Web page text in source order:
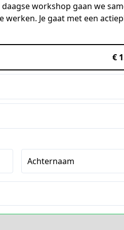
workshop gaan we
Je gaat met een
€
Achternaam